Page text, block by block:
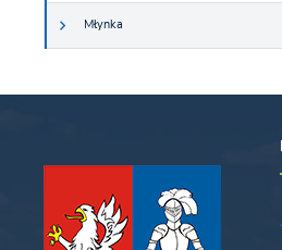
Młynka